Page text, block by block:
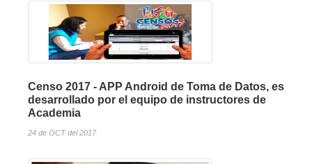
Censo 2017 - APP Android de Toma de Datos, es
desarrollado por el equipo de instructores de
Academia
24 de OCT del 2017